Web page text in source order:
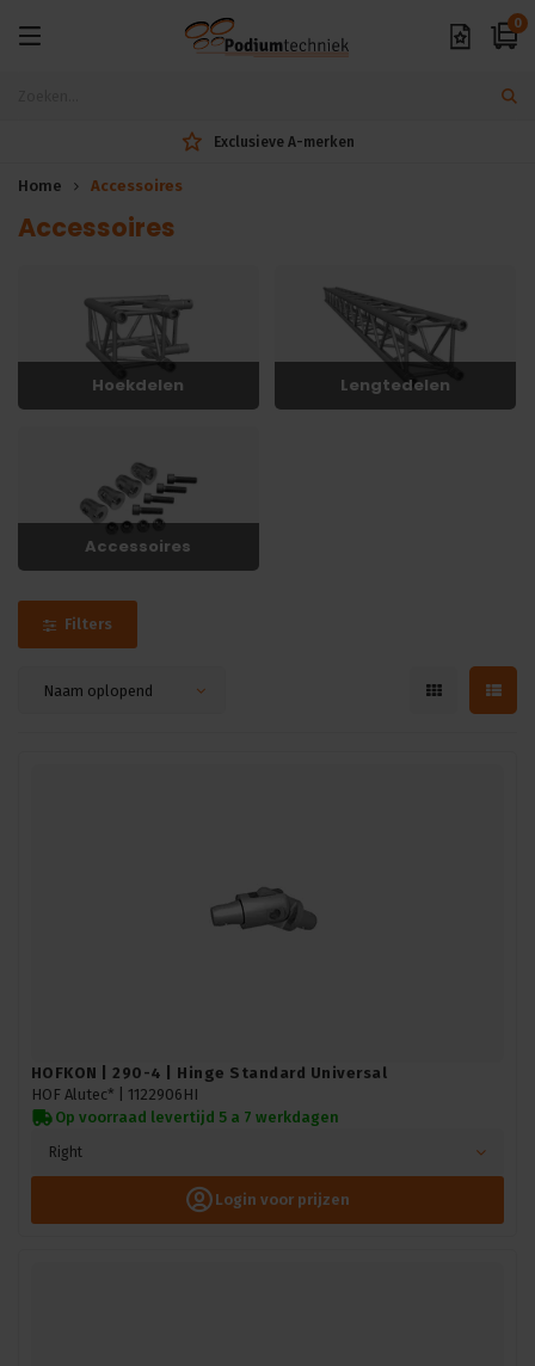
0
Exclusieve A-merken
Home Accessoires
Accessoires
Hoekdelen Lengtedelen
Accessoires
Filters
Naam oplopend
HOFKON | 290-4 | Hinge Standard Universal
HOF Alutec* | 1122906HI
Op voorraad levertijd 5 a 7 werkdagen
Right
Login voor prijzen